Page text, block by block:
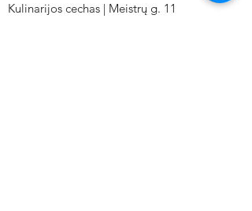
Kulinarijos cechas | Meistrų g. 11